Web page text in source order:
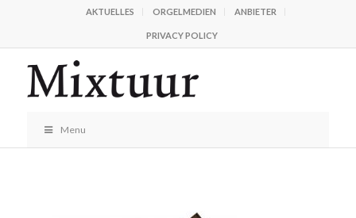
AKTUELLES ORGELMEDIEN ANBIETER
PRIVACY POLICY
Menu